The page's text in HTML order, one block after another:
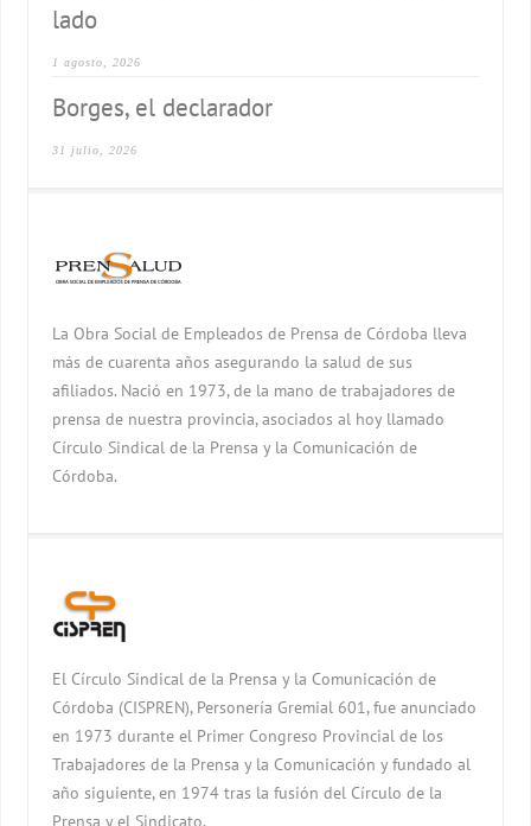
lado
1 agosto, 2026
Borges, el declarador
31 julio, 2026
La Obra Social de Empleados de Prensa de Córdoba lleva
más de cuarenta años asegurando la salud de sus
afiliados. Nació en 1973, de la mano de trabajadores de
prensa de nuestra provincia, asociados al hoy llamado
Círculo Sindical de la Prensa y la Comunicación de
Córdoba.
El Círculo Sindical de la Prensa y la Comunicación de
Córdoba (CISPREN), Personería Gremial 601, fue anunciado
en 1973 durante el Primer Congreso Provincial de los
Trabajadores de la Prensa y la Comunicación y fundado al
año siguiente, en 1974 tras la fusión del Círculo de la
Prensa y el Sindicato.